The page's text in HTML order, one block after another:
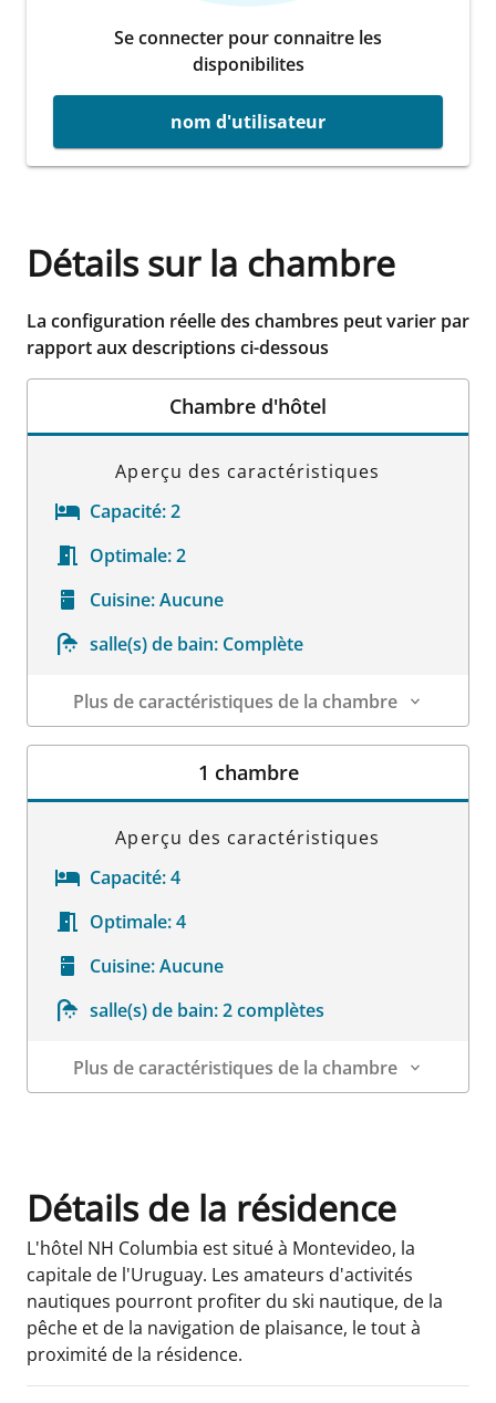
Se connecter pour connaitre les
disponibilites
nom d'utilisateur
Détails sur la chambre
La configuration réelle des chambres peut varier par
rapport aux descriptions ci-dessous
Chambre d'hôtel
Aperçu des caractéristiques
Capacité:2
Optimale:2
Cuisine:Aucune
salle(s) de bain: Complète
Plus de caractéristiques de la chambre
Détails sur la chambre
1 chambre
Aperçu des caractéristiques
Capacité:4
Optimale:4
Cuisine:Aucune
salle(s) de bain:2 complètes
Plus de caractéristiques de la chambre
Détails de la résidence
L'hôtel NH Columbia est situé à Montevideo, la
capitale de l'Uruguay. Les amateurs d'activités
nautiques pourront profiter du ski nautique, de la
pêche et de la navigation de plaisance, le tout à
proximité de la résidence.